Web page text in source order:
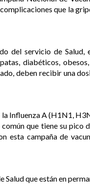
que la
del servicio de Salud,
diabéticos,
deben recibir una
Influenza A (H1N1,
que tiene su pico
esta campaña de
Salud que están en